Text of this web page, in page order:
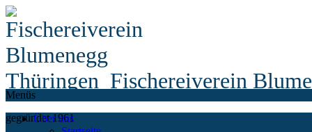
Fischereiverein
gegründet 1961
Menüs
Über uns